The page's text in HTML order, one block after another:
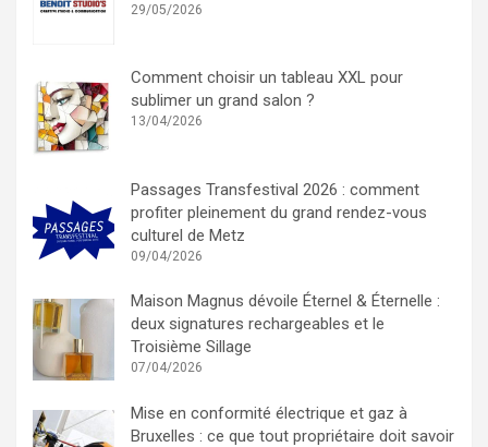
29/05/2026
Comment choisir un tableau XXL pour
sublimer un grand salon ?
13/04/2026
Passages Transfestival 2026 : comment
profiter pleinement du grand rendez-vous
culturel de Metz
09/04/2026
Maison Magnus dévoile Éternel & Éternelle :
deux signatures rechargeables et le
Troisième Sillage
07/04/2026
Mise en conformité électrique et gaz à
Bruxelles : ce que tout propriétaire doit savoir